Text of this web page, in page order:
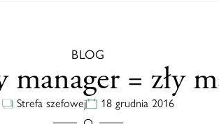
BLOG
= zły
Strefa szefowej 18 grudnia 2016